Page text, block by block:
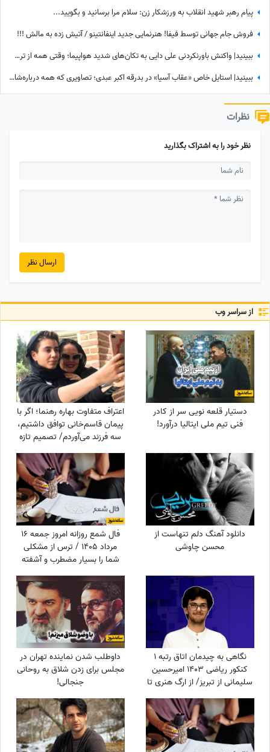
پیام رهبر شهید انقلاب به ورزشکار زن: سلام مرا برسانید و بگویید...
فروش جام جهانی توسط فیفا! هنرنمایی جدید اینفانتینو / آتیش زده به مالش !!!
ببینید| واکنش باورنکردنی علی دایی به تکان‌های شدید هواپیما؛ وقتی همه از ترس رنگشان پریده بود اما آقای فوتبالیست...
ببینید| استایل خاص «عقاب آسیا» در بدرقه اکبر عبدی؛ تصاویری که همه درباره‌شان صحبت می‌کنند
نظرات
نظر خود را به اشتراک بگذارید
ارسال نظر
از سراسر وب
دستیار قلعه نویی سر از کادر
فنی تیم ملی ایتالیا درآورد!
اعتراف متفاوت بهاره رهنما؛ اگر با
پیمان قاسم‌خانی توافق داشتیم،
سه فرزند می‌آوردم/ تصمیم تازه
برای ازدواج
دانلود آهنگ دلم تنهاست از
محسن چاوشی
فال شمع روزانه امروز جمعه 16
مرداد 1405 / ترس از مشکلی
شما را بسیار مضطرب و آشفته
می‌کند، اما شما
نگاهی به چیدمان اتاق رتبه 1
کنکور ریاضی 1403 امیرحسین
سلیمانی از تبریز/ از ارگ هنری تا
نشد یک ریاضیدان، ماشین
حساب ساده
داوطلب شدن نماینده تهران در
مجلس برای زدن شلاق به روحانی
جنجالی!